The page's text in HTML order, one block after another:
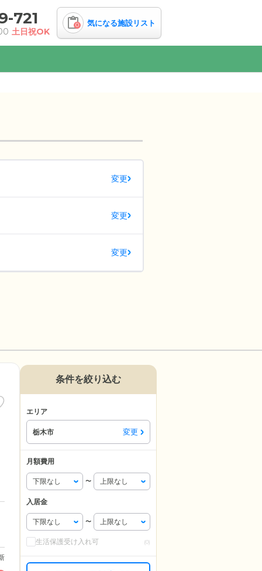
721
土日祝OK
0 気になる施設リスト
変更
変更
変更
条件を絞り込む
エリア
栃木市 変更
月額費用
〜
入居金
〜
生活保護受け入れ可 (0)